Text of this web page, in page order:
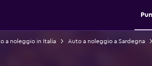
a noleggio in Italia Auto a noleggio a Sardegna